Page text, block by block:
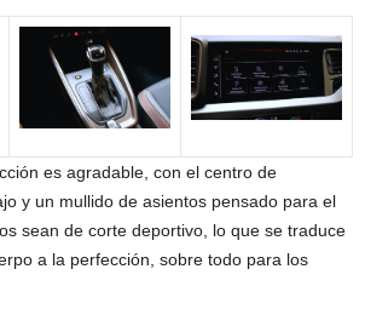
es agradable, con el centro de
y un mullido de asientos pensado para el
sean de corte deportivo, lo que se traduce
a la perfección, sobre todo para los